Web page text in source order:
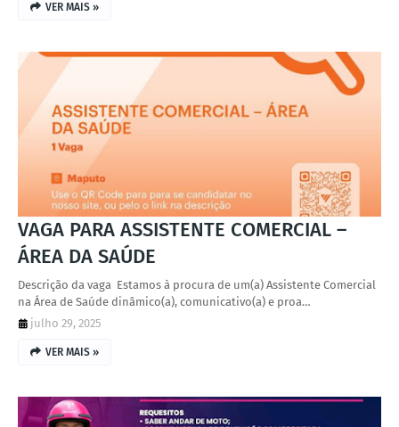
VER MAIS »
VAGA PARA ASSISTENTE COMERCIAL –
ÁREA DA SAÚDE
Descrição da vaga Estamos à procura de um(a) Assistente Comercial
na Área de Saúde dinâmico(a), comunicativo(a) e proa…
julho 29, 2025
VER MAIS »